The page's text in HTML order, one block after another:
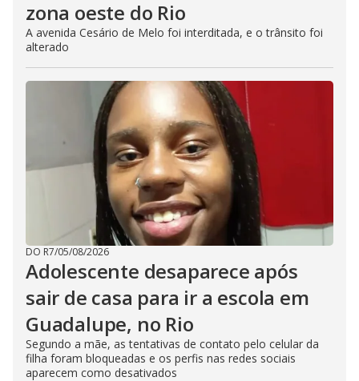
zona oeste do Rio
A avenida Cesário de Melo foi interditada, e o trânsito foi
alterado
DO R7/05/08/2026
Adolescente desaparece após
sair de casa para ir a escola em
Guadalupe, no Rio
Segundo a mãe, as tentativas de contato pelo celular da
filha foram bloqueadas e os perfis nas redes sociais
aparecem como desativados